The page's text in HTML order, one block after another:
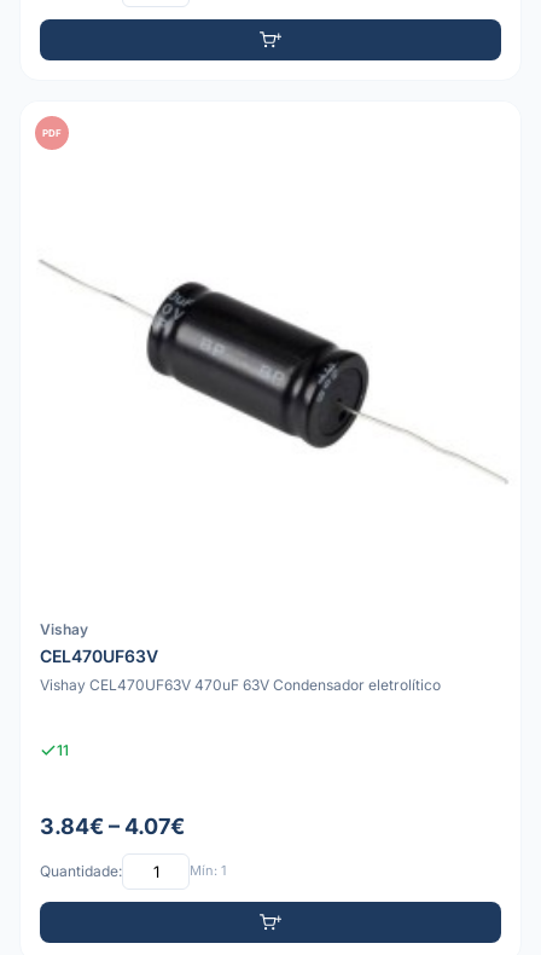
PDF
Vishay
CEL470UF63V
Vishay CEL470UF63V 470uF 63V Condensador eletrolítico
11
3.84€ – 4.07€
Quantidade: Mín: 1